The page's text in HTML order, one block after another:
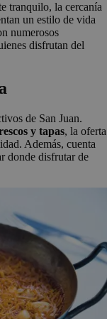
tranquilo, la cercanía
un estilo de vida
numerosos
disfrutan del
de San Juan.
y tapas, la oferta
Además, cuenta
donde disfrutar de